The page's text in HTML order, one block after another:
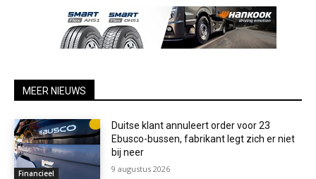
MEER NIEUWS
Financieel
Duitse klant annuleert order voor 23
Ebusco-bussen, fabrikant legt zich er niet
bij neer
9 augustus 2026